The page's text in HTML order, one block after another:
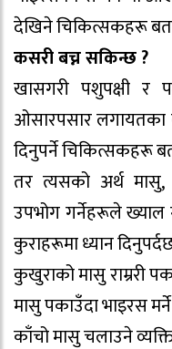
देखिने चिकित्सकहरू
कसरी बच्न सकिन्छ ?
खासगरी पशुपक्षी र
ओसारपसार लगायतका
दिनुपर्ने चिकित्सकहरू
तर त्यसको अर्थ मासु,
उपभोग गर्नेहरूले ख्याल
कुराहरूमा ध्यान
कुखुराको मासु राम्ररी
मासु पकाउँदा भाइरस
काँचो मासु चलाउने